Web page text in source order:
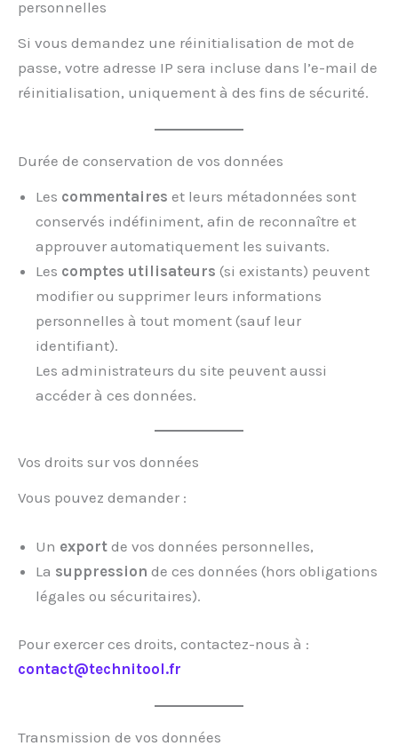
personnelles
Si vous demandez une réinitialisation de mot de
passe, votre adresse IP sera incluse dans l’e-mail de
réinitialisation, uniquement à des fins de sécurité.
Durée de conservation de vos données
Les commentaires et leurs métadonnées sont
conservés indéfiniment, afin de reconnaître et
approuver automatiquement les suivants.
Les comptes utilisateurs (si existants) peuvent
modifier ou supprimer leurs informations
personnelles à tout moment (sauf leur
identifiant).
Les administrateurs du site peuvent aussi
accéder à ces données.
Vos droits sur vos données
Vous pouvez demander :
Un export de vos données personnelles,
La suppression de ces données (hors obligations
légales ou sécuritaires).
Pour exercer ces droits, contactez-nous à :
contact@technitool.fr
Transmission de vos données